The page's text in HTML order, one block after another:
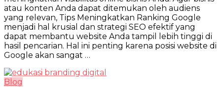
Google
|
Strategi
SEO
Efektif
atau konten Anda dapat ditemukan oleh audiens
yang relevan, Tips Meningkatkan Ranking Google
menjadi hal krusial dan strategi SEO efektif yang
dapat membantu website Anda tampil lebih tinggi di
hasil pencarian. Hal ini penting karena posisi website di
Google akan sangat …
Blog